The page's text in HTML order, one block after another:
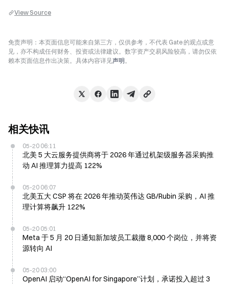
View Source
免责声明：本页面信息可能来自第三方，仅供参考，不代表 Gate 的观点或意
见，亦不构成任何财务、投资或法律建议。数字资产交易风险较高，请勿仅依
赖本页面信息作出决策。具体内容详见声明。
相关快讯
05-20 06:11
北美 5 大云服务提供商将于 2026 年通过机架级服务器采购推
动 AI 推理算力提高 122%
05-20 06:07
北美五大 CSP 将在 2026 年推动英伟达 GB/Rubin 采购，AI 推
理计算将飙升 122%
05-20 05:01
Meta 于 5 月 20 日通知新加坡员工裁撤 8,000 个岗位，并将资
源转向 AI
05-20 03:00
OpenAI 启动“OpenAI for Singapore”计划，承诺投入超过 3